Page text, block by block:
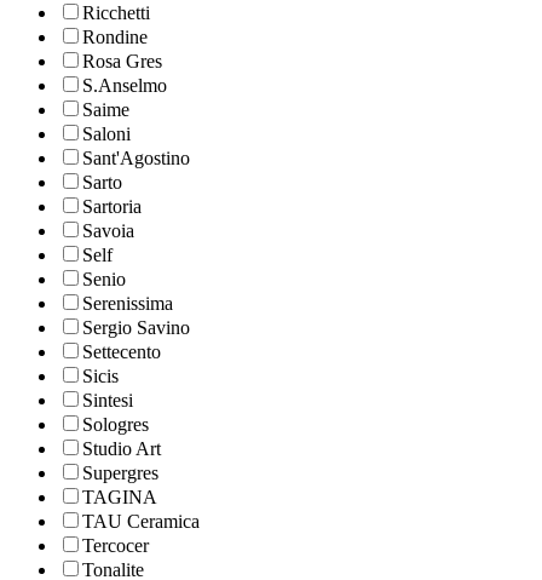
Ricchetti
Rondine
Rosa Gres
S.Anselmo
Saime
Saloni
Sant'Agostino
Sarto
Sartoria
Savoia
Self
Senio
Serenissima
Sergio Savino
Settecento
Sicis
Sintesi
Sologres
Studio Art
Supergres
TAGINA
TAU Ceramica
Tercocer
Tonalite